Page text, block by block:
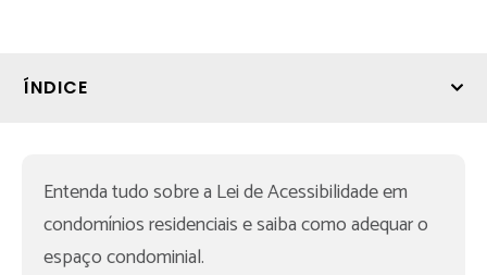
ÍNDICE
Entenda tudo sobre a Lei de Acessibilidade em
condomínios residenciais e saiba como adequar o
espaço condominial.